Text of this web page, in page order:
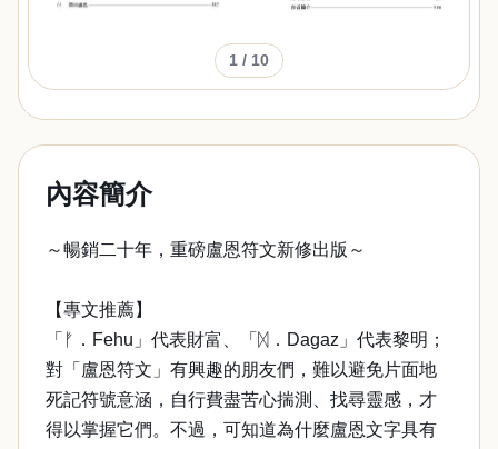
1 / 10
內容簡介
～暢銷二十年，重磅盧恩符文新修出版～
【專文推薦】
「ᚠ．Fehu」代表財富、「ᛞ．Dagaz」代表黎明；
對「盧恩符文」有興趣的朋友們，難以避免片面地
死記符號意涵，自行費盡苦心揣測、找尋靈感，才
得以掌握它們。不過，可知道為什麼盧恩文字具有